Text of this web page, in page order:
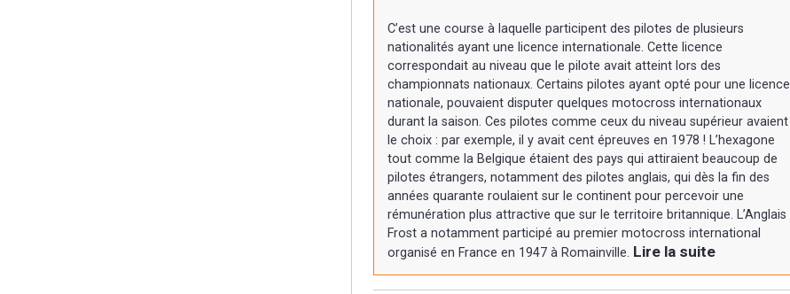
C’est une course à laquelle participent des pilotes de plusieurs
nationalités ayant une licence internationale. Cette licence
correspondait au niveau que le pilote avait atteint lors des
championnats nationaux. Certains pilotes ayant opté pour une licence
nationale, pouvaient disputer quelques motocross internationaux
durant la saison. Ces pilotes comme ceux du niveau supérieur avaient
le choix : par exemple, il y avait cent épreuves en 1978 ! L’hexagone
tout comme la Belgique étaient des pays qui attiraient beaucoup de
pilotes étrangers, notamment des pilotes anglais, qui dès la fin des
années quarante roulaient sur le continent pour percevoir une
rémunération plus attractive que sur le territoire britannique. L’Anglais
Frost a notamment participé au premier motocross international
organisé en France en 1947 à Romainville. Lire la suite